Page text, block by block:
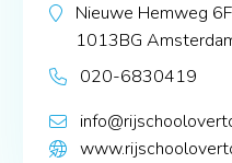
Nieuwe Hemweg 6F
1013BG
020-6830419